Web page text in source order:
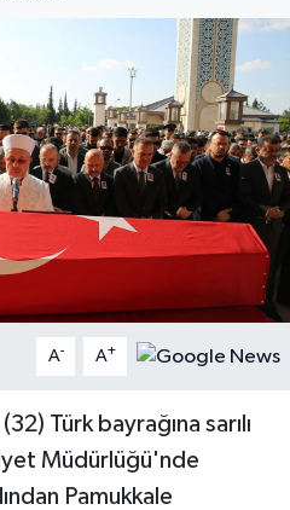
A- A+
Türk bayrağına sarılı
Müdürlüğü'nde
Pamukkale